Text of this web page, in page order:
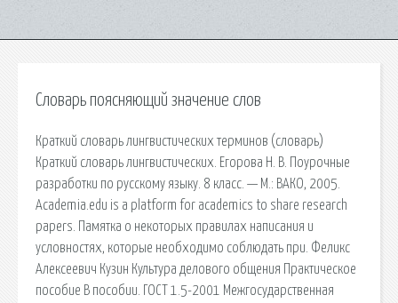
Словарь поясняющий значение слов
Краткий словарь лингвистических терминов (словарь)
Краткий словарь лингвистических. Егорова Н. В. Поурочные
разработки по русскому языку. 8 класс. — М.: ВАКО, 2005.
Academia.edu is a platform for academics to share research
papers. Памятка о некоторых правилах написания и
условностях, которые необходимо соблюдать при. Феликс
Алексеевич Кузин Культура делового общения Практическое
пособие В пособии. ГОСТ 1.5-2001 Межгосударственная